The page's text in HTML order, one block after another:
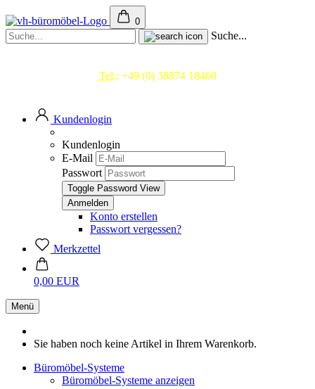
0
Suche...
Tel.: +49 (0) 38874 18460
Kundenlogin
Kundenlogin
E-Mail
Passwort
Toggle Password View
Konto erstellen
Passwort vergessen?
Merkzettel
0,00 EUR
Menü
Sie haben noch keine Artikel in Ihrem Warenkorb.
Büromöbel-Systeme
Büromöbel-Systeme anzeigen